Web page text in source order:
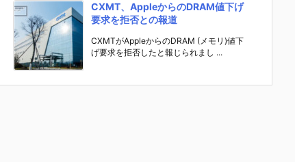
CXMT、AppleからのDRAM値下げ
要求を拒否との報道
CXMTがAppleからのDRAM (メモリ)値下
げ要求を拒否したと報じられまし ...